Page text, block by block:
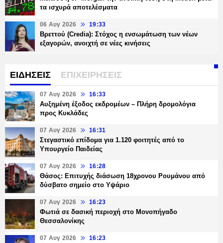
τα ισχυρά αποτελέσματα
06 Αυγ 2026 19:33
Βρεττού (Credia): Στόχος η ενσωμάτωση των νέων
εξαγορών, ανοιχτή σε νέες κινήσεις
ΕΙΔΗΣΕΙΣ ΕΠΙΧΕΙΡΗΣΕΙΣ
07 Αυγ 2026 16:33
Αυξημένη έξοδος εκδρομέων – Πλήρη δρομολόγια
προς Κυκλάδες
07 Αυγ 2026 16:31
Στεγαστικό επίδομα για 1.120 φοιτητές από το
Υπουργείο Παιδείας
07 Αυγ 2026 16:28
Θάσος: Επιτυχής διάσωση 18χρονου Ρουμάνου από
δύσβατο σημείο στο Υψάριο
07 Αυγ 2026 16:23
Φωτιά σε δασική περιοχή στο Μονοπήγαδο
Θεσσαλονίκης
07 Αυγ 2026 16:23